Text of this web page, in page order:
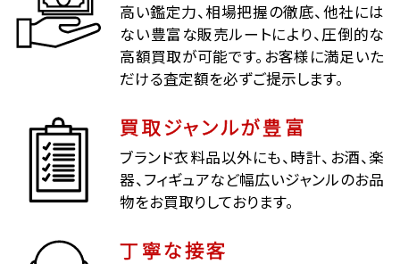
高い鑑定力、相場把握の徹底、他社には
ない豊富な販売ルートにより、圧倒的な
高額買取が可能です。お客様に満足いた
だける査定額を必ずご提示します。
買取ジャンルが豊富
ブランド衣料品以外にも、時計、お酒、楽
器、フィギュアなど幅広いジャンルのお品
物をお買取りしております。
丁寧な接客